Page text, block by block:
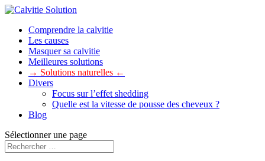
Comprendre la calvitie
Les causes
Masquer sa calvitie
Meilleures solutions
→ Solutions naturelles ←
Divers
Focus sur l’effet shedding
Quelle est la vitesse de pousse des cheveux ?
Blog
Sélectionner une page